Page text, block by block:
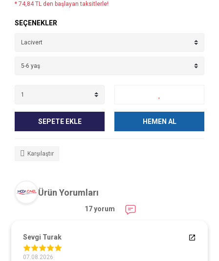
* 74,84 TL den başlayan taksitlerle!
SEÇENEKLER
SEPETE EKLE HEMEN AL
Karşılaştır
Ürün Yorumları
17 yorum
Sevgi Turak
07.08.2026